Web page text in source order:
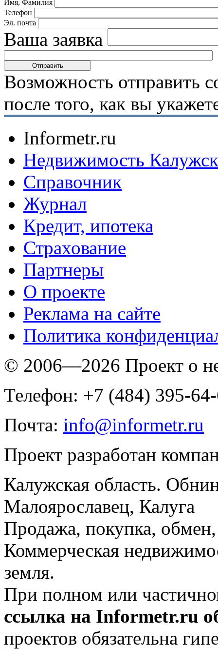
Имя, Фамилия
Телефон
Эл. почта
Ваша заявка
Возможность отправить
после того, как вы
Informetr.ru
Недвижимость
Справочник
Журнал
Кредит, ипотека
Страхование
Партнеры
O проекте
Реклама на сайте
Политика
© 2006—2026 Проект о
Телефон: +7 (484) 395-
Почта: info@informetr.ru
Проект разработан
Калужская область.
Малоярославец, Калуга
Продажа, покупка, обмен,
Коммерческая
земля.
При полном или
ссылка на Informetr.ru
проектов обязательна